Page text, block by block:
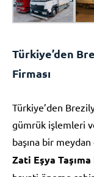
Türkiye’den
Firması
Türkiye’den
gümrük işlemleri
başına bir
Zati Eşya Taşıma